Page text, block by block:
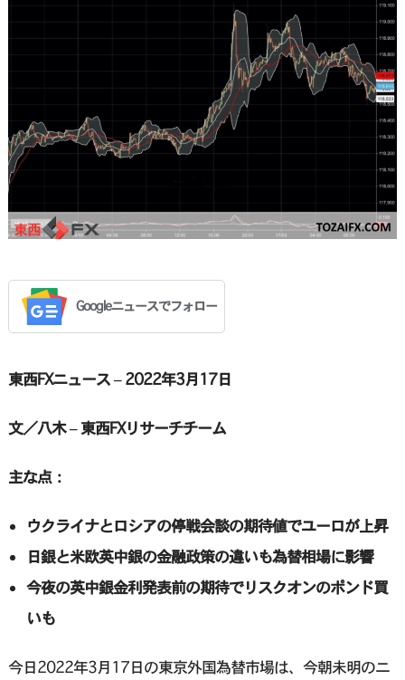
Googleニュースでフォロー
東西FXニュース – 2022年3月17日
文／八木 – 東西FXリサーチチーム
主な点：
ウクライナとロシアの停戦会談の期待値でユーロが上昇
日銀と米欧英中銀の金融政策の違いも為替相場に影響
今夜の英中銀金利発表前の期待でリスクオンのポンド買
いも
今日2022年3月17日の東京外国為替市場は、今朝未明のニ